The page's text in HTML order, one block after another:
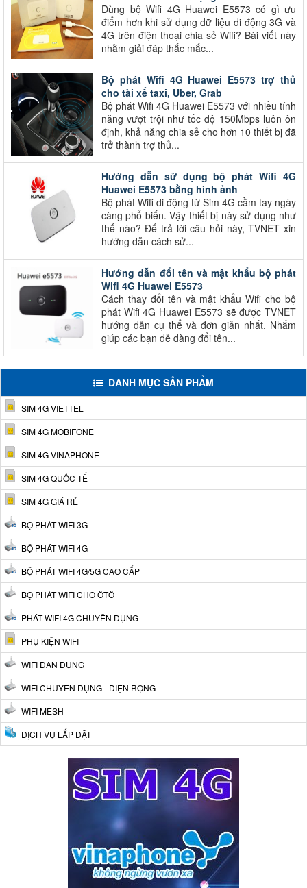
Dùng bộ Wifi 4G Huawei E5573 có gì ưu
điểm hơn khi sử dụng dữ liệu di động 3G và
4G trên điện thoại chia sẻ Wifi? Bài viết này
nhằm giải đáp thắc mắc...
Bộ phát Wifi 4G Huawei E5573 trợ thủ
cho tài xế taxi, Uber, Grab
Bộ phát Wifi 4G Huawei E5573 với nhiều tính
năng vượt trội như tốc độ 150Mbps luôn ôn
định, khả năng chia sẻ cho hơn 10 thiết bị đã
trở thành trợ thủ...
Hướng dẫn sử dụng bộ phát Wifi 4G
Huawei E5573 bằng hình ảnh
Bộ phát Wifi di động từ Sim 4G cầm tay ngày
càng phổ biến. Vậy thiết bị này sử dụng như
thế nào? Để trả lời câu hỏi này, TVNET xin
hướng dẫn cách sử...
Hướng dẫn đổi tên và mật khẩu bộ phát
Wifi 4G Huawei E5573
Cách thay đổi tên và mật khẩu Wifi cho bộ
phát Wifi 4G Huawei E5573 sẽ được TVNET
hướng dẫn cụ thể và đơn giản nhất. Nhắm
giúp các bạn dễ dàng đổi tên...
DANH MỤC SẢN PHẨM
SIM 4G VIETTEL
SIM 4G MOBIFONE
SIM 4G VINAPHONE
SIM 4G QUỐC TẾ
SIM 4G GIÁ RẺ
BỘ PHÁT WIFI 3G
BỘ PHÁT WIFI 4G
BỘ PHÁT WIFI 4G/5G CAO CẤP
BỘ PHÁT WIFI CHO ÔTÔ
PHÁT WIFI 4G CHUYÊN DỤNG
PHỤ KIỆN WIFI
WIFI DÂN DỤNG
WIFI CHUYÊN DỤNG - DIỆN RỘNG
WIFI MESH
DỊCH VỤ LẮP ĐẶT